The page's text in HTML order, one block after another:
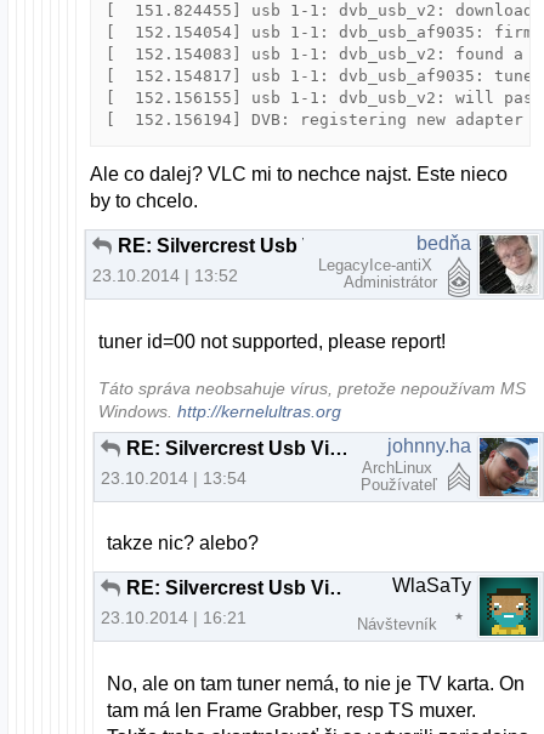
[  151.824455] usb 1-1: dvb_usb_v2:
[  152.154054] usb 1-1: dvb_usb_af9035:
[  152.154083] usb 1-1: dvb_usb_v2: found
[  152.154817] usb 1-1: dvb_usb_af9035:
[  152.156155] usb 1-1: dvb_usb_v2: will
Ale co dalej? VLC mi to nechce najst. Este nieco
by to chcelo.
23.10.2014 | 13:52
bedňa
LegacyIce-antiX
Administrátor
tuner id=00 not supported, please report!
Táto správa neobsahuje vírus, pretože nepoužívam MS
Windows.http://kernelultras.org
RE: Silvercrest Usb Video Grabber VG 2010
23.10.2014 | 13:54
johnny.ha
ArchLinux
Používateľ
takze nic? alebo?
RE: Silvercrest Usb Video Grabber VG 2010
23.10.2014 | 16:21
WlaSaTy
Návštevník
No, ale on tam tuner nemá, to nie je TV karta. On
tam má len Frame Grabber, resp TS muxer.